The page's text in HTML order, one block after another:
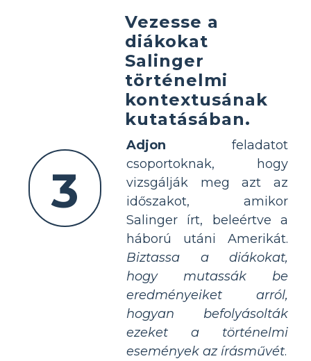
3
Vezesse a
diákokat
Salinger
történelmi
kontextusának
kutatásában.
Adjon feladatot
csoportoknak, hogy
vizsgálják meg azt az
időszakot, amikor
Salinger írt, beleértve a
háború utáni Amerikát.
Biztassa a diákokat,
hogy mutassák be
eredményeiket arról,
hogyan befolyásolták
ezeket a történelmi
események az írásművét.